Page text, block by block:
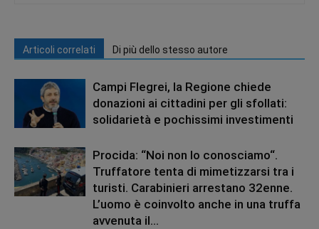
Articoli correlati Di più dello stesso autore
Campi Flegrei, la Regione chiede
donazioni ai cittadini per gli sfollati:
solidarietà e pochissimi investimenti
Procida: “Noi non lo conosciamo“.
Truffatore tenta di mimetizzarsi tra i
turisti. Carabinieri arrestano 32enne.
L’uomo è coinvolto anche in una truffa
avvenuta il...